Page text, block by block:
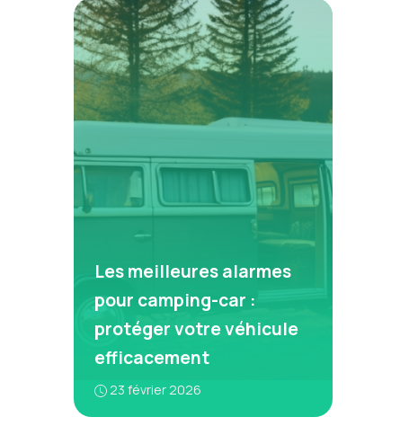
Les meilleures alarmes
pour camping-car :
protéger votre véhicule
efficacement
23 février 2026